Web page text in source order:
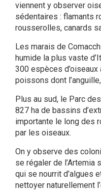
viennent y observer
sédentaires : flamants
rousserolles, canards
Les marais de
humide la plus vaste
300 espèces d’oiseaux
poissons dont
Plus au sud, le Parc
827 ha de bassins
importante le long des
par les oiseaux.
On y observe des
se régaler de l’Artemia
qui se nourrit d’algues
nettoyer naturellement